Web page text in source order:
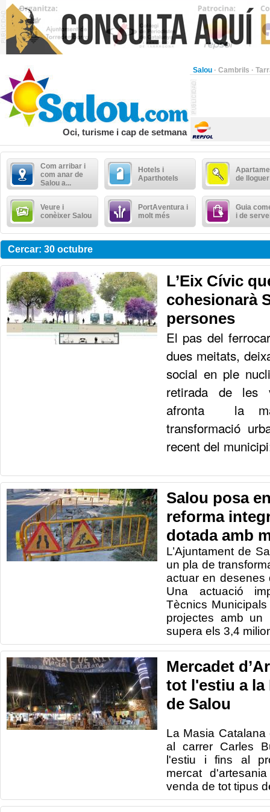
Salou · Cambrils ·
Oci, turisme i cap de setmana
Com arribar i
com anar de
Salou a...
Hotels i
Aparthotels
de lloguer
Veure i
conèixer Salou
PortAventura i
molt més
Guia
i de
Cercar: 30 octubre
L’Eix Cívic
cohesionarà
persones
El pas del
dues meitats,
social en ple
retirada de les
afronta la
transformació
recent del
Salou posa
reforma
dotada amb
L’Ajuntament de
un pla de
actuar en desenes
Una actuació
Tècnics
projectes amb un
supera els 3,4
Mercadet
tot l'estiu a la
de Salou
La Masia Catalana
al carrer Carles
l'estiu
i fins al
mercat d'artesania
venda de tot tipus